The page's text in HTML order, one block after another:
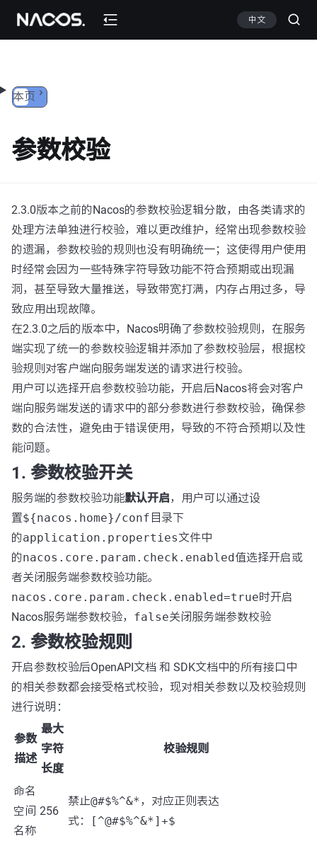
跳转到内容 中文
本页
参数校验
2.3.0版本之前的Nacos的参数校验逻辑分散，由各类请求的
处理方法单独进行校验，难以更改维护，经常出现参数校验
的遗漏，参数校验的规则也没有明确统一；这使得用户使用
时经常会因为一些特殊字符导致功能不符合预期或出现漏
洞，甚至导致大量推送，导致带宽打满，内存占用过多，导
致应用出现故障。
在2.3.0之后的版本中，Nacos明确了参数校验规则，在服务
端实现了统一的参数校验逻辑并添加了参数校验层，根据校
验规则对客户端向服务端发送的请求进行校验。
用户可以选择开启参数校验功能，开启后Nacos将会对客户
端向服务端发送的请求中的部分参数进行参数校验，确保参
数的合法性，避免由于错误使用，导致的不符合预期以及性
能问题。
1. 参数校验开关
服务端的参数校验功能默认开启，用户可以通过设
置${nacos.home}/conf 目录下
的application.properties文件中
的nacos.core.param.check.enabled值选择开启或
者关闭服务端参数校验功能。
nacos.core.param.check.enabled=true时开启
Nacos服务端参数校验， false关闭服务端参数校验
2. 参数校验规则
开启参数校验后OpenAPI文档 和 SDK文档中的所有接口中
的相关参数都会接受格式校验，现对相关参数以及校验规则
进行说明：
参数
描述
最大
字符
长度
校验规则
命名
空间
名称
256
禁止@#$%^&* ，对应正则表达
式：
[^@#$%^&*]+$